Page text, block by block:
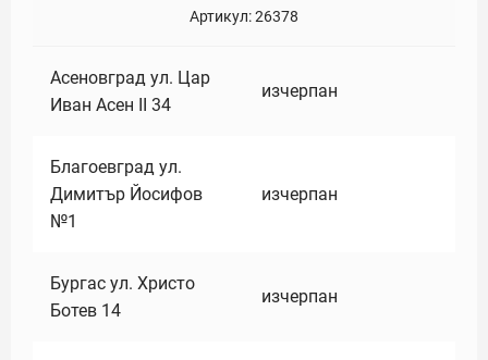
Артикул:26378
Асеновград ул. Цар
Иван Асен II 34
изчерпан
Благоевград ул.
Димитър Йосифов
№1
изчерпан
Бургас ул. Христо
Ботев 14
изчерпан